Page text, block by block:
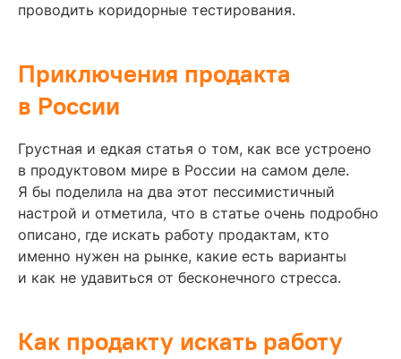
проводить коридорные тестирования.
Приключения продакта
в России
Грустная и едкая статья о том, как все устроено
в продуктовом мире в России на самом деле.
Я бы поделила на два этот пессимистичный
настрой и отметила, что в статье очень подробно
описано, где искать работу продактам, кто
именно нужен на рынке, какие есть варианты
и как не удавиться от бесконечного стресса.
Как продакту искать работу